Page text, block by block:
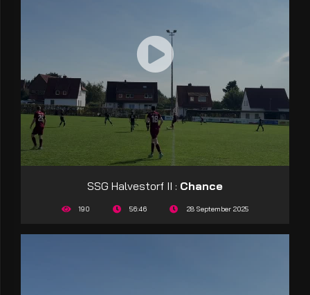
SSG Halvestorf II : Chance
190 56:46 28 September 2025